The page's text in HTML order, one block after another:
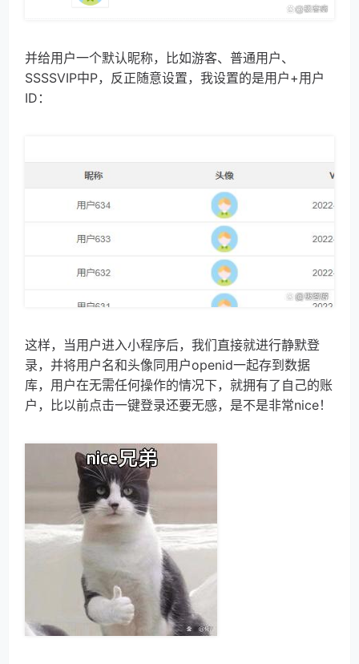
并给用户一个默认昵称，比如游客、普通用户、
SSSSVIP中P，反正随意设置，我设置的是用户+用户
ID：
这样，当用户进入小程序后，我们直接就进行静默登
录，并将用户名和头像同用户openid一起存到数据
库，用户在无需任何操作的情况下，就拥有了自己的账
户，比以前点击一键登录还要无感，是不是非常nice！